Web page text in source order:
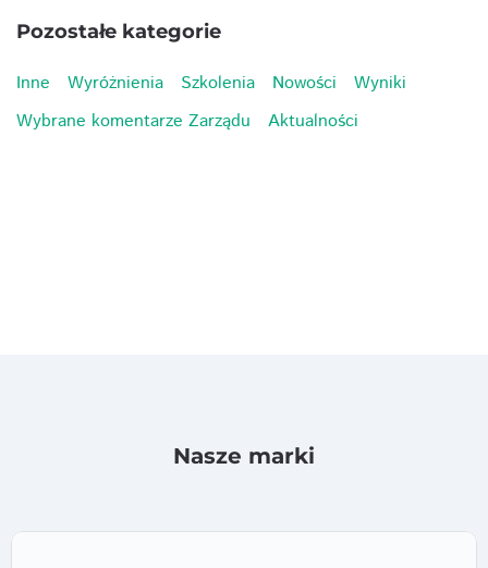
Pozostałe kategorie
Inne Wyróżnienia Szkolenia Nowości
Wyniki
Wybrane komentarze Zarządu
Aktualności
Nasze marki